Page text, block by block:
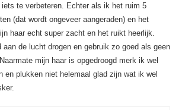
te verbeteren. Echter als ik het ruim 5
(dat wordt ongeveer aangeraden) en het
haar echt super zacht en het ruikt heerlijk.
de lucht drogen en gebruik zo goed als geen
mijn haar is opgedroogd merk ik wel
en plukken niet helemaal glad zijn wat ik wel